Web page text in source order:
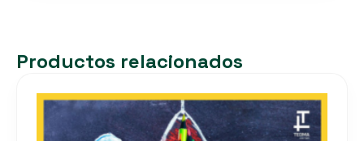
Productos relacionados